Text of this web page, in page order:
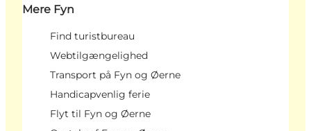
Mere Fyn
Find turistbureau
Webtilgængelighed
Transport på Fyn og Øerne
Handicapvenlig ferie
Flyt til Fyn og Øerne